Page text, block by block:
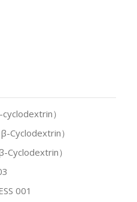
）
Cyclodextrin）
Cyclodextrin）
001